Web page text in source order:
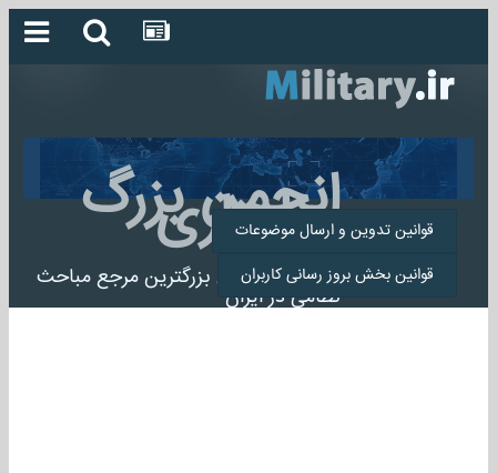
انجمن بزرگ
میلیتاری
انجمن میلیتاری بزرگترین مرجع مباحث
نظامی در ایران
قوانین تدوین و ارسال موضوعات
قوانین بخش بروز رسانی کاربران